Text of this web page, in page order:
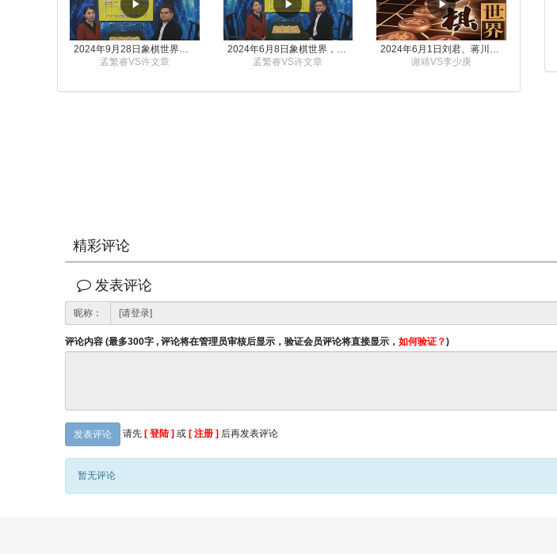
2024年9月28日象棋世界栏目，刘君、蒋川讲解了第九届杨官璘杯象棋公开赛孟繁睿与许文章的对局
孟繁睿VS许文章
2024年6月8日象棋世界，刘君、蒋川讲解了第九届杨官璘杯全国象棋公开赛孟繁睿与许文章的对局
孟繁睿VS许文章
2024年6月1日刘君、蒋川讲解第三届上海杯象棋大师赛谢靖与李少庚的对局
谢靖VS李少庚
精彩评论
发表评论
昵称：
评论内容 (最多300字 , 评论将在管理员审核后显示，验证会员评论将直接显示， 如何验证？)
发表评论 请先 [ 登陆 ] 或 [ 注册 ] 后再发表评论
暂无评论